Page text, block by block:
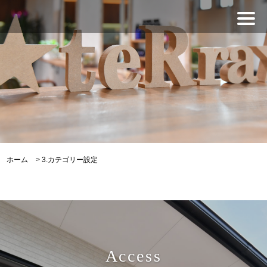
ホーム >3.カテゴリー設定
Access